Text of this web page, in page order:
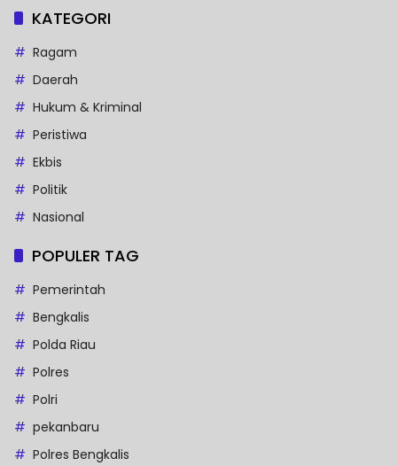
KATEGORI
Ragam
Daerah
Hukum & Kriminal
Peristiwa
Ekbis
Politik
Nasional
POPULER TAG
Pemerintah
Bengkalis
Polda Riau
Polres
Polri
pekanbaru
Polres Bengkalis